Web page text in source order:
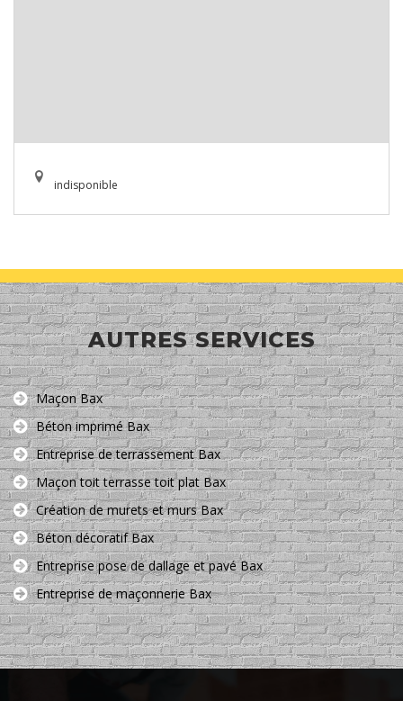
indisponible
AUTRES SERVICES
Maçon Bax
Béton imprimé Bax
Entreprise de terrassement Bax
Maçon toit terrasse toit plat Bax
Création de murets et murs Bax
Béton décoratif Bax
Entreprise pose de dallage et pavé Bax
Entreprise de maçonnerie Bax